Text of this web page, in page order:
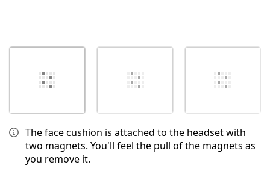
The face cushion is attached to the headset with
two magnets. You'll feel the pull of the magnets as
you remove it.